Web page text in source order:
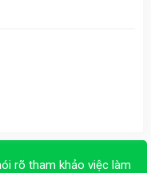
rõ tham khảo việc làm